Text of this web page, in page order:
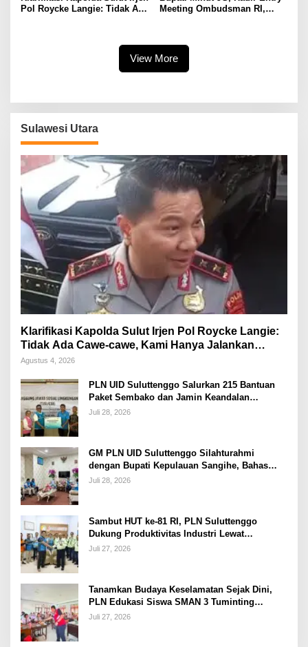
Pol Roycke Langie: Tidak Ada
Meeting Ombudsman RI,
View More
Sulawesi Utara
Klarifikasi Kapolda Sulut Irjen Pol Roycke Langie:
Tidak Ada Cawe-cawe, Kami Hanya Jalankan
Perintah Undang-Undang
Agustus 4, 2026
PLN UID Suluttenggo Salurkan 215 Bantuan
Paket Sembako dan Jamin Keandalan
Kelistrikan Pasca Bencana di Tamako
Juli 28, 2026
GM PLN UID Suluttenggo Silahturahmi
dengan Bupati Kepulauan Sangihe, Bahas
Keandalan Sistem Kelistrikan hingga
Juli 28, 2026
Sambut HUT ke-81 RI, PLN Suluttenggo
Dukung Produktivitas Industri Lewat
Penambahan Daya PT J Resources Bolaang
Juli 27, 2026
Tanamkan Budaya Keselamatan Sejak Dini,
PLN Edukasi Siswa SMAN 3 Tuminting
Manado Soal Bahaya Listrik
Juli 27, 2026